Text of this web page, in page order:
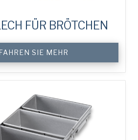
FÜR BRÖTCHEN
SIE MEHR